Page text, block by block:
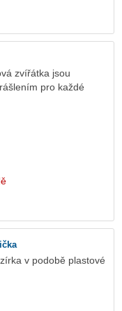
zvířátka jsou
pro každé
v podobě plastové